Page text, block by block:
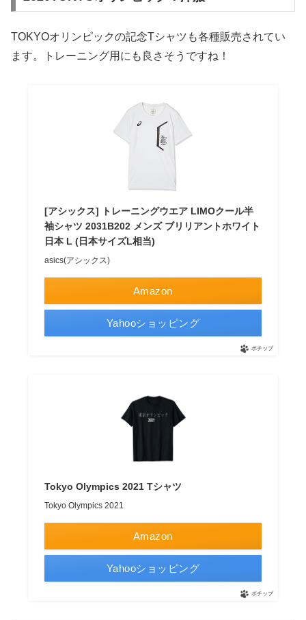
TOKYOオリンピックの記念Tシャツも各種販売されてい
ます。トレーニング用にも良さそうですね！
[アシックス] トレーニングウエア LIMOクール半
袖シャツ 2031B202 メンズ ブリリアントホワイト
日本 L (日本サイズL相当)
asics(アシックス)
Amazon
Yahooショッピング
ポチップ
Tokyo Olympics 2021 Tシャツ
Tokyo Olympics 2021
Amazon
Yahooショッピング
ポチップ